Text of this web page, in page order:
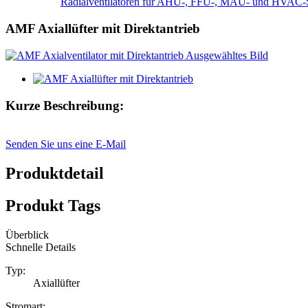
AMF Axiallüfter mit Direktantrieb
Kurze Beschreibung:
Senden Sie uns eine E-Mail
Produktdetail
Produkt Tags
Überblick
Schnelle Details
Typ:
Axiallüfter